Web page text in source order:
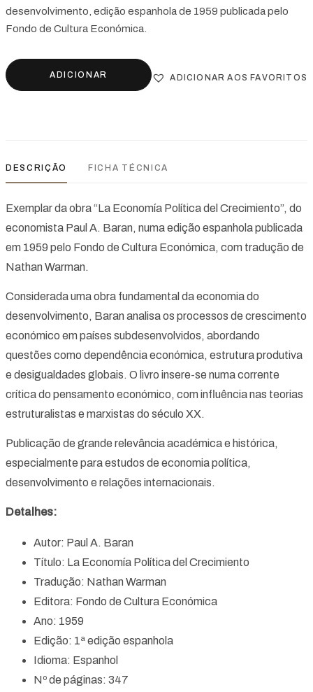
desenvolvimento, edição espanhola de 1959 publicada pelo
Fondo de Cultura Económica.
ADICIONAR ADICIONAR AOS FAVORITOS
DESCRIÇÃO FICHA TÉCNICA
Exemplar da obra “La Economía Política del Crecimiento”, do
economista Paul A. Baran, numa edição espanhola publicada
em 1959 pelo Fondo de Cultura Económica, com tradução de
Nathan Warman.
Considerada uma obra fundamental da economia do
desenvolvimento, Baran analisa os processos de crescimento
económico em países subdesenvolvidos, abordando
questões como dependência económica, estrutura produtiva
e desigualdades globais. O livro insere-se numa corrente
crítica do pensamento económico, com influência nas teorias
estruturalistas e marxistas do século XX.
Publicação de grande relevância académica e histórica,
especialmente para estudos de economia política,
desenvolvimento e relações internacionais.
Detalhes:
Autor: Paul A. Baran
Título: La Economía Política del Crecimiento
Tradução: Nathan Warman
Editora: Fondo de Cultura Económica
Ano: 1959
Edição: 1ª edição espanhola
Idioma: Espanhol
Nº de páginas: 347